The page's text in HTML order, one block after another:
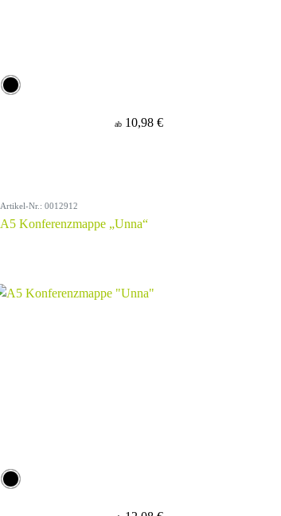
ab 10,98 €
Artikel-Nr.: 0012912
A5 Konferenzmappe „Unna“